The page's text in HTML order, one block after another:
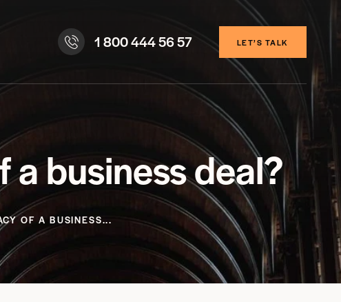
1 800 444 56 57 LET’S TALK
business deal?
OF A BUSINESS...